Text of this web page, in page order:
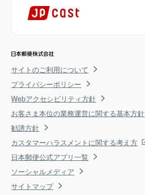
サイトのご利用について
プライバシーポリシー
Webアクセシビリティ方針
お客さま本位の業務運営に関する基本方針
勧誘方針
カスタマーハラスメントに関する考え方
日本郵便公式アプリ一覧
ソーシャルメディア
サイトマップ